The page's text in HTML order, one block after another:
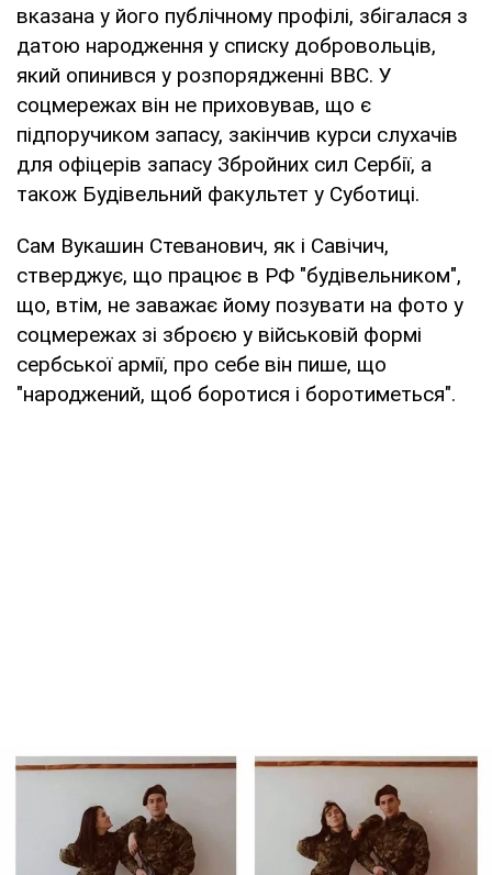
вказана у його публічному профілі, збігалася з
датою народження у списку добровольців,
який опинився у розпорядженні ВВС. У
соцмережах він не приховував, що є
підпоручиком запасу, закінчив курси слухачів
для офіцерів запасу Збройних сил Сербії, а
також Будівельний факультет у Суботиці.
Сам Вукашин Стеванович, як і Савічич,
стверджує, що працює в РФ "будівельником",
що, втім, не заважає йому позувати на фото у
соцмережах зі зброєю у військовій формі
сербської армії, про себе він пише, що
"народжений, щоб боротися і боротиметься".